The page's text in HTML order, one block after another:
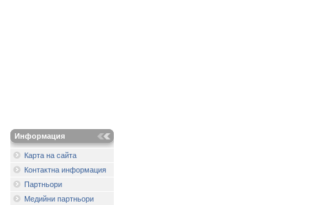
Информация
Карта на сайта
Контактна информация
Партньори
Медийни партньори